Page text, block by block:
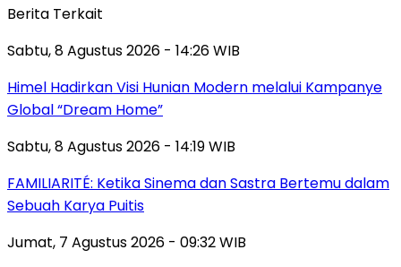
Berita Terkait
Sabtu, 8 Agustus 2026 - 14:26 WIB
Himel Hadirkan Visi Hunian Modern melalui Kampanye
Global “Dream Home”
Sabtu, 8 Agustus 2026 - 14:19 WIB
FAMILIARITÉ: Ketika Sinema dan Sastra Bertemu dalam
Sebuah Karya Puitis
Jumat, 7 Agustus 2026 - 09:32 WIB